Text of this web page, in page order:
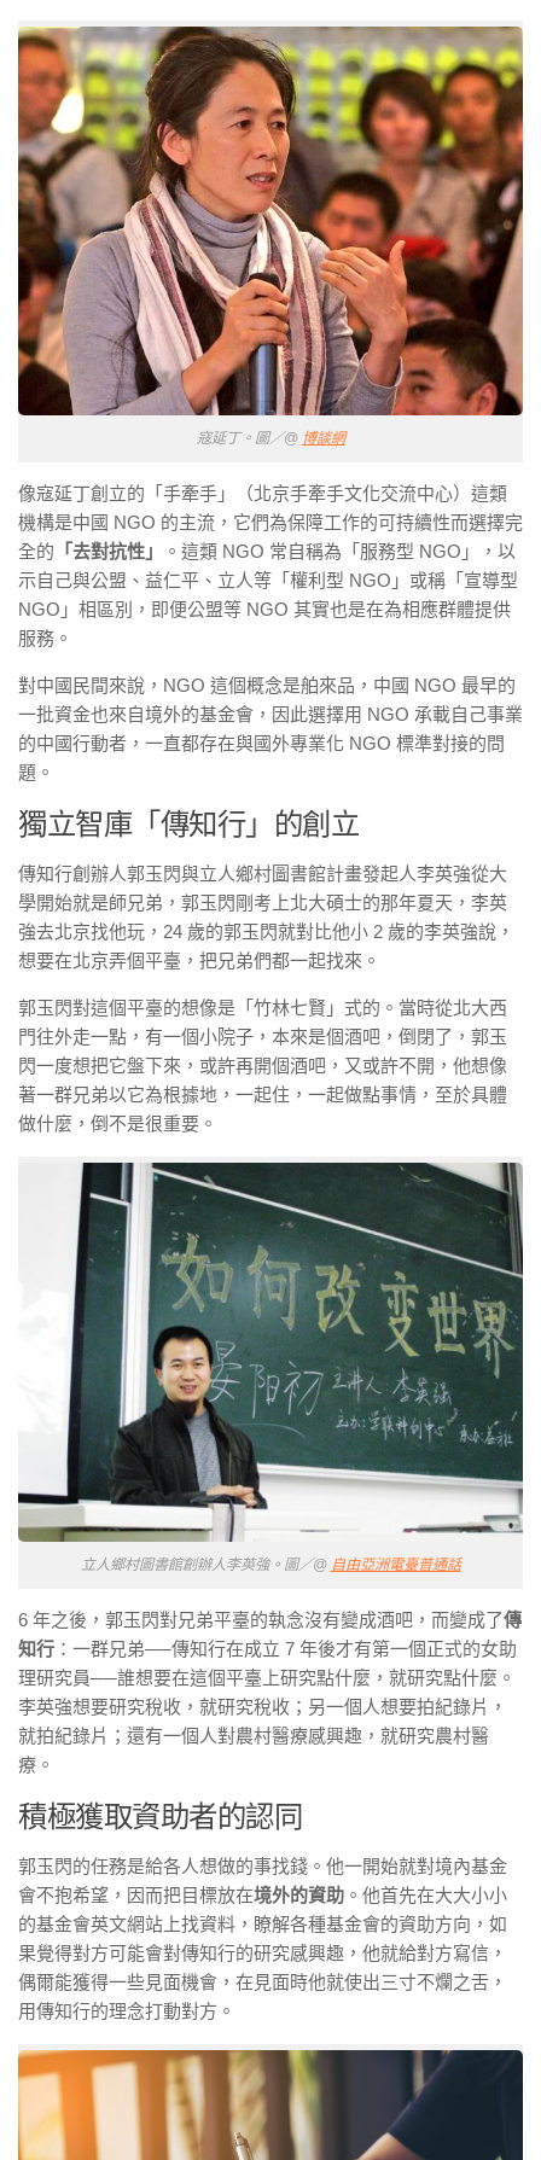
寇延丁。圖／@ 博談網
像寇延丁創立的「手牽手」（北京手牽手文化交流中心）這類
機構是中國 NGO 的主流，它們為保障工作的可持續性而選擇完
全的 「去對抗性」
。這類 NGO 常自稱為「服務型 NGO」，以
示自己與公盟、益仁平、立人等「權利型 NGO」或稱「宣導型
NGO」相區別，即便公盟等 NGO 其實也是在為相應群體提供
服務。
對中國民間來說，NGO 這個概念是舶來品，中國 NGO 最早的
一批資金也來自境外的基金會，因此選擇用 NGO 承載自己事業
的中國行動者，一直都存在與國外專業化 NGO 標準對接的問
題。
獨立智庫「傳知行」的創立
傳知行創辦人郭玉閃與立人鄉村圖書館計畫發起人李英強從大
學開始就是師兄弟，郭玉閃剛考上北大碩士的那年夏天，李英
強去北京找他玩，24 歲的郭玉閃就對比他小 2 歲的李英強說，
想要在北京弄個平臺，把兄弟們都一起找來。
郭玉閃對這個平臺的想像是「竹林七賢」式的。當時從北大西
門往外走一點，有一個小院子，本來是個酒吧，倒閉了，郭玉
閃一度想把它盤下來，或許再開個酒吧，又或許不開，他想像
著一群兄弟以它為根據地，一起住，一起做點事情，至於具體
做什麼，倒不是很重要。
立人鄉村圖書館創辦人李英強。圖／@ 自由亞洲電臺普通話
6 年之後，郭玉閃對兄弟平臺的執念沒有變成酒吧，而變成了傳
知行 ：一群兄弟──傳知行在成立 7 年後才有第一個正式的女助
理研究員──誰想要在這個平臺上研究點什麼，就研究點什麼。
李英強想要研究稅收，就研究稅收；另一個人想要拍紀錄片，
就拍紀錄片；還有一個人對農村醫療感興趣，就研究農村醫
療。
積極獲取資助者的認同
郭玉閃的任務是給各人想做的事找錢。他一開始就對境內基金
會不抱希望，因而把目標放在境外的資助 。他首先在大大小小
的基金會英文網站上找資料，瞭解各種基金會的資助方向，如
果覺得對方可能會對傳知行的研究感興趣，他就給對方寫信，
偶爾能獲得一些見面機會，在見面時他就使出三寸不爛之舌，
用傳知行的理念打動對方。